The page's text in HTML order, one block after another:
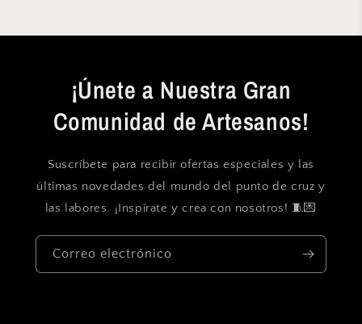
¡Únete a Nuestra Gran
Comunidad de Artesanos!
Suscríbete para recibir ofertas especiales y las
últimas novedades del mundo del punto de cruz y
las labores. ¡Inspírate y crea con nosotros! 🧵💌
Correo electrónico